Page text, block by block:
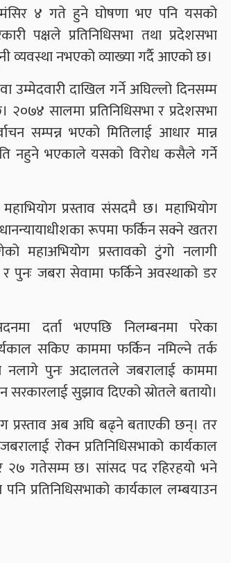
मंसिर ४ गते हुने घोषणा भए पनि यसको
पक्षले प्रतिनिधिसभा तथा प्रदेशसभा
व्यवस्था नभएको व्याख्या गर्दै आएको छ।
दाखिल गर्ने अघिल्लो दिनसम्म
२०७४ सालमा प्रतिनिधिसभा र प्रदेशसभा
सम्पन्न भएको मितिलाई आधार मान्न
नहुने भएकाले यसको विरोध कसैले गर्ने
प्रस्ताव संसदमै छ। महाभियोग
रूपमा फर्किन सक्ने खतरा
महाअभियोग प्रस्तावको टुंगो नलागी
र पुनः जबरा सेवामा फर्किने अवस्थाको डर
दर्ता भएपछि निलम्बनमा परेका
सकिए काममा फर्किन नमिल्ने तर्क
नलागे पुनः अदालतले जबरालाई काममा
सुझाव दिएको स्रोतले बतायो।
प्रस्ताव अब अघि बढ्ने बताएकी छन्। तर
रोक्न प्रतिनिधिसभाको कार्यकाल
२७ गतेसम्म छ। सांसद पद रहिरहयो भने
प्रतिनिधिसभाको कार्यकाल लम्बयाउन